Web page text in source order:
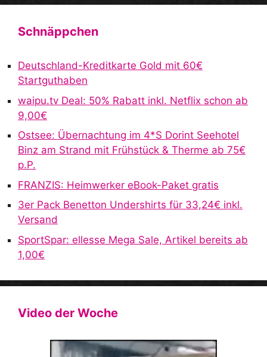
n
t
Schnäppchen
Deutschland-Kreditkarte Gold mit 60€
Startguthaben
waipu.tv Deal: 50% Rabatt inkl. Netflix schon ab
9,00€
Ostsee: Übernachtung im 4*S Dorint Seehotel
Binz am Strand mit Frühstück & Therme ab 75€
p.P.
FRANZIS: Heimwerker eBook-Paket gratis
3er Pack Benetton Undershirts für 33,24€ inkl.
Versand
SportSpar: ellesse Mega Sale, Artikel bereits ab
1,00€
Video der Woche